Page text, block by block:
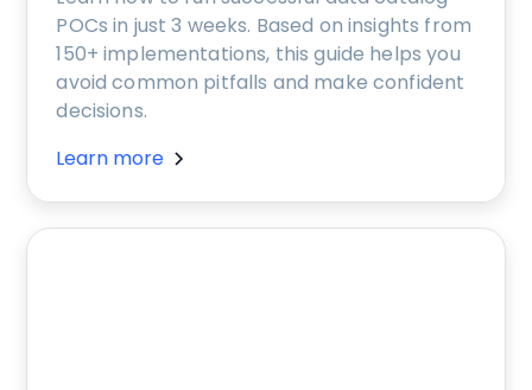
POCs in just 3 weeks. Based on insights from
150+ implementations, this guide helps you
avoid common pitfalls and make confident
decisions.
Learn more